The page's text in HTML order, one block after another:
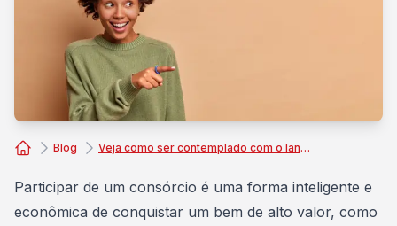
Blog Veja como ser contemplado com o lance fixo
Participar de um consórcio é uma forma inteligente e
econômica de conquistar um bem de alto valor, como